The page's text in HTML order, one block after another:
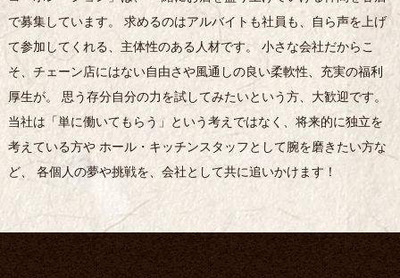
で募集しています。 求めるのはアルバイトも社員も、自ら声を上げ
て参加してくれる、主体性のある人材です。 小さな会社だからこ
そ、チェーン店にはない自由さや風通しの良い柔軟性、充実の福利
厚生が。 思う存分自分の力を試してみたいという方、大歓迎です。
当社は「単に働いてもらう」という考えではなく、将来的に独立を
考えている方や ホール・キッチンスタッフとして腕を磨きたい方な
ど、 各個人の夢や挑戦を、会社として共に追いかけます！